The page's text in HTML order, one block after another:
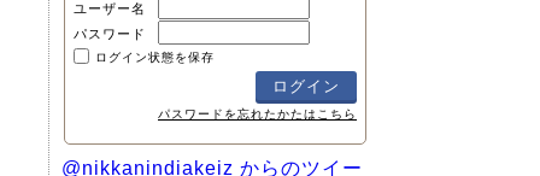
ユーザー名
パスワード
ログイン状態を保存
パスワードを忘れたかたはこちら
@nikkanindiakeiz からのツイー